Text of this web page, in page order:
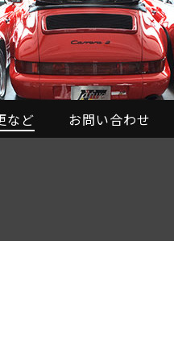
など お問い合わせ